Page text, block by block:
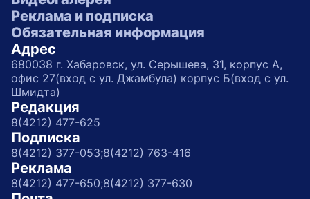
Реклама и подписка
Обязательная информация
Адрес
680038 г. Хабаровск, ул. Серышева, 31, корпус А,
офис 27(вход с ул. Джамбула) корпус Б(вход с ул.
Шмидта)
Редакция
8(4212) 477-625
Подписка
8(4212) 377-053;8(4212) 763-416
Реклама
8(4212) 477-650;8(4212) 377-630